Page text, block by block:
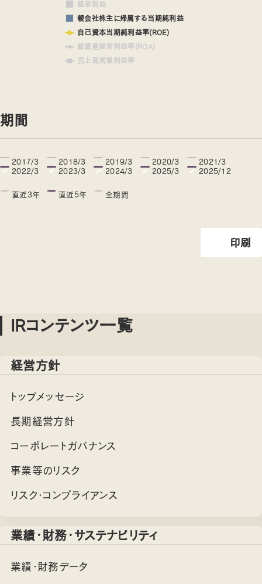
経常利益
親会社株主に帰属する当期純利益
自己資本当期純利益率(ROE)
総資産経常利益率(ROA)
売上高営業利益率
期間
2017/3 2018/3 2019/3 2020/3
2021/3
2022/3
2023/3 2024/3 2025/3 2025/12
直近3年 直近5年 全期間
印刷
IRコンテンツ一覧
経営方針
トップメッセージ
長期経営方針
コーポレートガバナンス
事業等のリスク
リスク・コンプライアンス
業績・財務・サステナビリティ
業績・財務データ